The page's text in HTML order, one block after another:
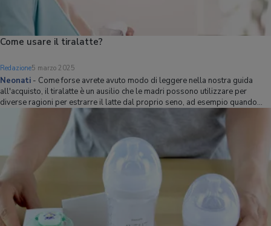
Come usare il tiralatte?
Redazione5 marzo 2025
Neonati - Come forse avrete avuto modo di leggere nella nostra guida
all'acquisto, il tiralatte è un ausilio che le madri possono utilizzare per
diverse ragioni per estrarre il latte dal proprio seno, ad esempio quando
devono per svariati motivi allontanarsi da casa oppure quando il bambino